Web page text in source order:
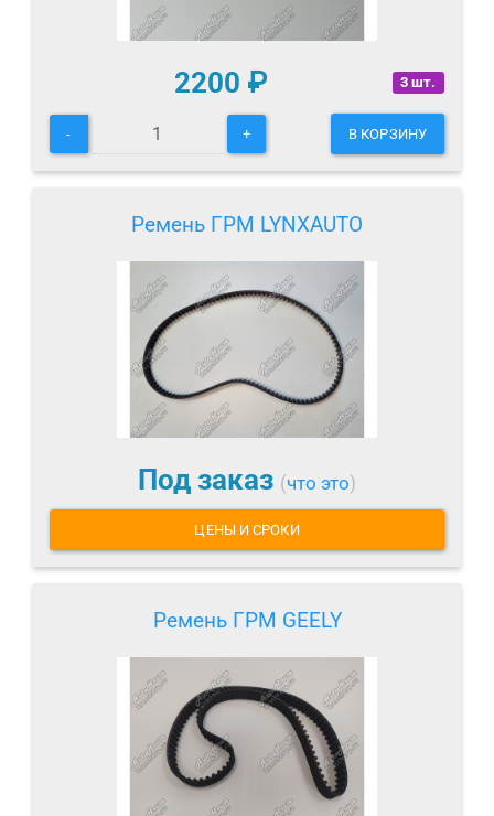
3 шт.
2200 ₽
- + В КОРЗИНУ
Ремень ГРМ LYNXAUTO
Под заказ (что это)
ЦЕНЫ И СРОКИ
Ремень ГРМ GEELY